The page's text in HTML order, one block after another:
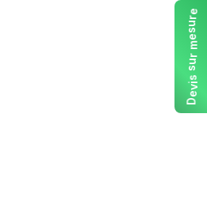
D
e
v
i
s
s
u
r
m
e
s
u
r
e